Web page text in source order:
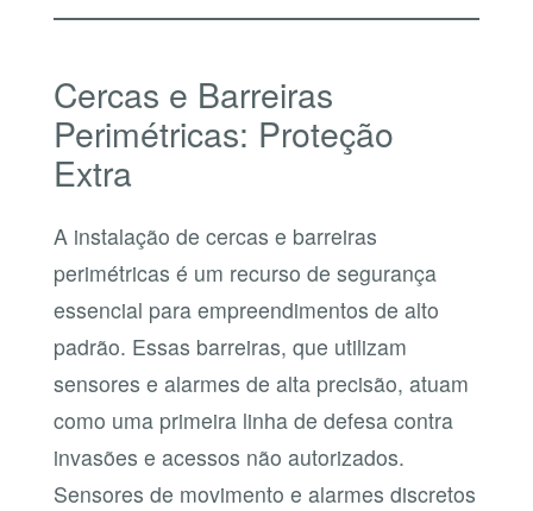
Cercas e Barreiras
Perimétricas: Proteção
Extra
A instalação de cercas e barreiras
perimétricas é um recurso de segurança
essencial para empreendimentos de alto
padrão. Essas barreiras, que utilizam
sensores e alarmes de alta precisão, atuam
como uma primeira linha de defesa contra
invasões e acessos não autorizados.
Sensores de movimento e alarmes discretos